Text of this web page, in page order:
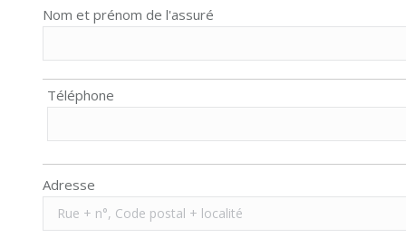
Nom et prénom de l'assuré
Téléphone
Adresse